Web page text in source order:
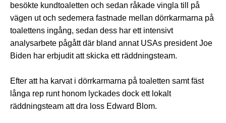
besökte kundtoaletten och sedan råkade vingla till på
vägen ut och sedemera fastnade mellan dörrkarmarna på
toalettens ingång, sedan dess har ett intensivt
analysarbete pågått där bland annat USAs president Joe
Biden har erbjudit att skicka ett räddningsteam.
Efter att ha karvat i dörrkarmarna på toaletten samt fäst
långa rep runt honom lyckades dock ett lokalt
räddningsteam att dra loss Edward Blom.